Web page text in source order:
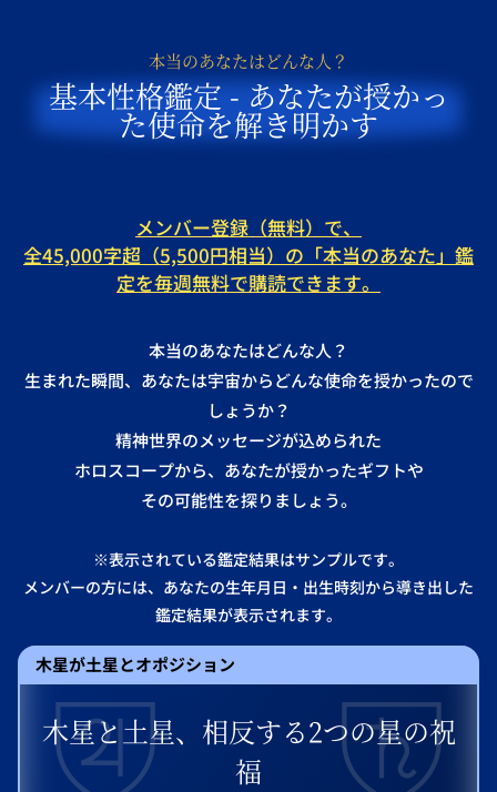
本当のあなたはどんな人？
基本性格鑑定 - あなたが授かっ
た使命を解き明かす
メンバー登録（無料）で、
全45,000字超（5,500円相当）の「本当のあなた」鑑
定を毎週無料で購読できます。
本当のあなたはどんな人？
生まれた瞬間、あなたは宇宙からどんな使命を授かったので
しょうか？
精神世界のメッセージが込められた
ホロスコープから、あなたが授かったギフトや
その可能性を探りましょう。
※表示されている鑑定結果はサンプルです。
メンバーの方には、あなたの生年月日・出生時刻から導き出した
鑑定結果が表示されます。
木星が土星とオポジション
木星と土星、相反する2つの星の祝
福